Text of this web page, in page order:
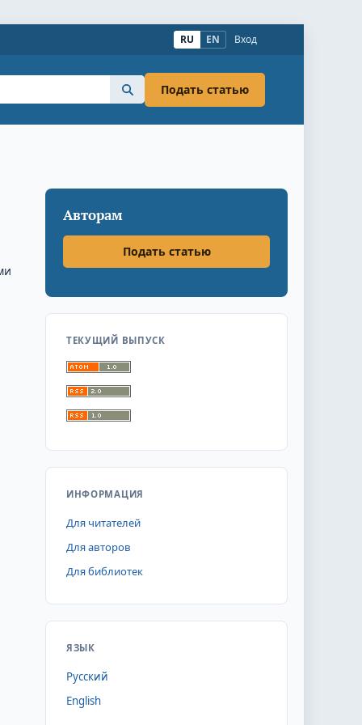
RU EN Вход
Подать статью
Авторам
Подать статью
ТЕКУЩИЙ ВЫПУСК
ИНФОРМАЦИЯ
Для читателей
Для авторов
Для библиотек
ЯЗЫК
Русский
English